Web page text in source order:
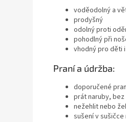
voděodolný a
prodyšný
odolný proti
pohodlný při
vhodný pro děti
Praní a údržba:
doporučené
prát naruby,
nežehlit nebo
sušení v